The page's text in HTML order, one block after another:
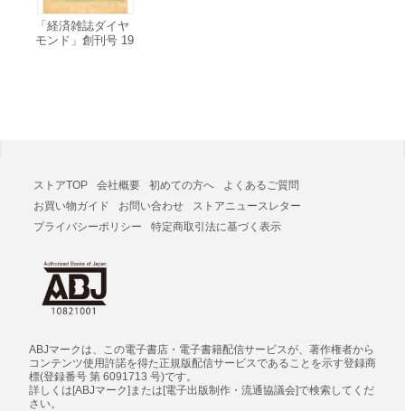
「経済雑誌ダイヤ
モンド」創刊号 19
ストアTOP 会社概要 初めての方へ
よくあるご質問
お買い物ガイド
お問い合わせ
ストアニュースレター
プライバシーポリシー
特定商取引法に基づく表示
ABJマークは、この電子書店・電子書籍配信サービスが、著作権者から
コンテンツ使用許諾を得た正規版配信サービスであることを示す登録商
標(登録番号 第 6091713 号)です。
詳しくは[ABJマーク]または[電子出版制作・流通協議会]で検索してくだ
さい。